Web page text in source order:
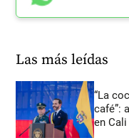
Las más leídas
“La
café”:
en Cali